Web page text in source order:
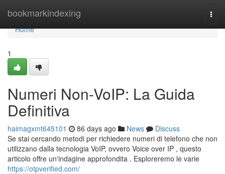
bookmarkindexing
Home
Home
1
Numeri Non-VoIP: La Guida
Definitiva
haimagxmt645101 86 days ago News
Discuss
Se stai cercando metodi per richiedere numeri di telefono che non
utilizzano dalla tecnologia VoIP, ovvero Voice over IP , questo
articolo offre un'indagine approfondita . Esploreremo le varie
https://otpverified.com/